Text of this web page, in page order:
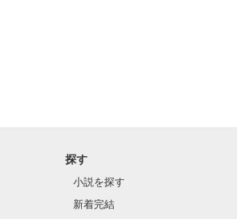
探す
小説を探す
新着完結